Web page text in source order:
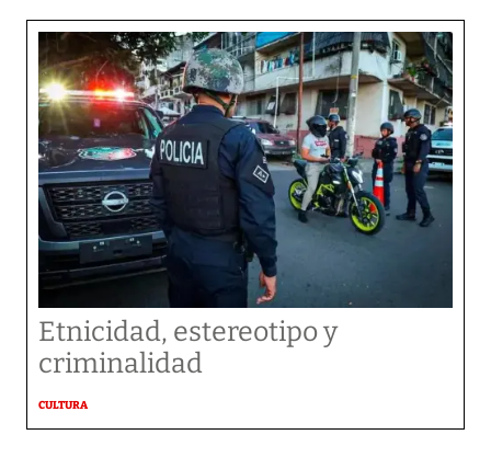
Etnicidad, estereotipo y
criminalidad
CULTURA